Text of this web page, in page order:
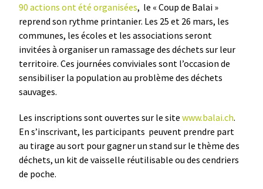
90 actions ont été organisées, le « Coup de Balai »
reprend son rythme printanier. Les 25 et 26 mars, les
communes, les écoles et les associations seront
invitées à organiser un ramassage des déchets sur leur
territoire. Ces journées conviviales sont l’occasion de
sensibiliser la population au problème des déchets
sauvages.
Les inscriptions sont ouvertes sur le sitewww.balai.ch.
En s’inscrivant, les participants peuvent prendre part
au tirage au sort pour gagner un stand sur le thème des
déchets, un kit de vaisselle réutilisable ou des cendriers
de poche.